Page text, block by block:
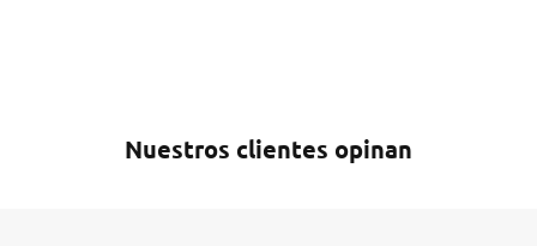
Nuestros clientes opinan